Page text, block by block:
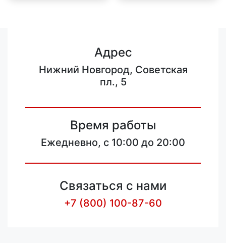
Адрес
Нижний Новгород, Советская
пл., 5
Время работы
Ежедневно, с 10:00 до 20:00
Связаться с нами
+7 (800) 100-87-60